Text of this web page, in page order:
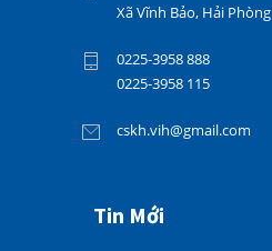
Xã Vĩnh Bảo, Hải Phòng
0225-3958 888
0225-3958 115
cskh.vih@gmail.com
Tin Mới